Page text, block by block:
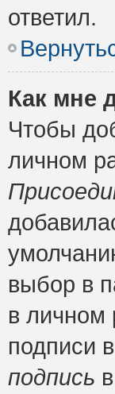
ответил.
Как мне
Чтобы
личном
выбор в
в личном
подписи
подпись